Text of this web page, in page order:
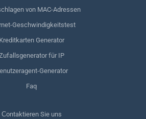
von MAC-Adressen
Geschwindigkeitstest
Kreditkarten Generator
für IP
Generator
Faq
Сontaktieren Sie uns